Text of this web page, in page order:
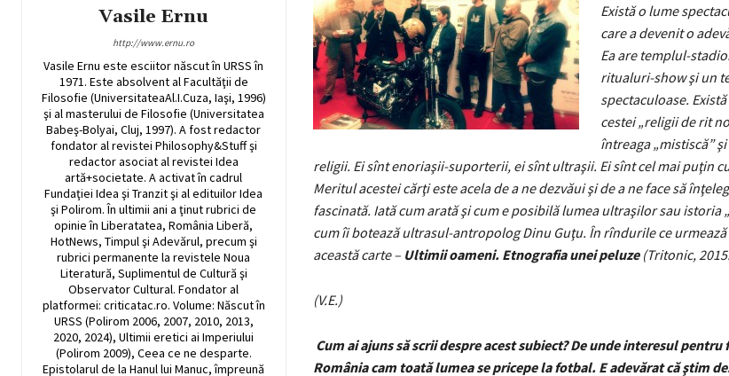
Vasile Ernu
http://www.ernu.ro
Vasile Ernu este esciitor născut în URSS în
1971. Este absolvent al Facultăţii de
Filosofie (UniversitateaAl.I.Cuza, Iaşi, 1996)
şi al masterului de Filosofie (Universitatea
Babeş-Bolyai, Cluj, 1997). A fost redactor
fondator al revistei Philosophy&Stuff şi
redactor asociat al revistei Idea
artă+societate. A activat în cadrul
Fundaţiei Idea şi Tranzit şi al edituilor Idea
şi Polirom. În ultimii ani a ţinut rubrici de
opinie în Liberatatea, România Liberă,
HotNews, Timpul şi Adevărul, precum şi
rubrici permanente la revistele Noua
Literatură, Suplimentul de Cultură şi
Observator Cultural. Fondator al
platformei: criticatac.ro. Volume: Născut în
URSS (Polirom 2006, 2007, 2010, 2013,
2020, 2024), Ultimii eretici ai Imperiului
(Polirom 2009), Ceea ce ne desparte.
Epistolarul de la Hanul lui Manuc, împreună
Există o lume
care a devenit o
Ea are templul-
ritualuri-show şi un
spectaculoase.
cestei „religii de rit
întreaga „mistiscă”
religii. Ei sînt enoriaşii-suporterii, ei sînt ultraşii. Ei sînt cel mai puţin
Meritul acestei cărţi este acela de a ne dezvăui şi de a ne face să
fascinată. Iată cum arată şi cum e posibilă lumea ultraşilor sau istoria
cum îi botează ultrasul-antropolog Dinu Guţu. În rîndurile ce
această carte – Ultimii oameni. Etnografia unei peluze(Tritonic,
(V.E.)
Cum ai ajuns să scrii despre acest subiect? De unde interesul
România cam toată lumea se pricepe la fotbal. E adevărat că ştim